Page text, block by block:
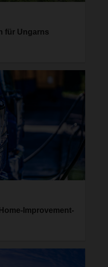
für Ungarns
baut DACHSER Food
weiter aus. Die
dortige
bedeutenden
schafft zusätzliche
in Europa.
Improvement-
auch Händler und